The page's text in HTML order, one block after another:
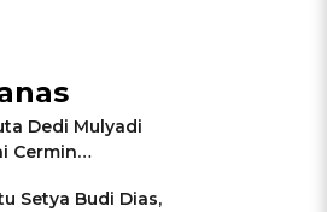
Dedi Mulyadi
Cermin
Keamanan
Setya Budi Dias,